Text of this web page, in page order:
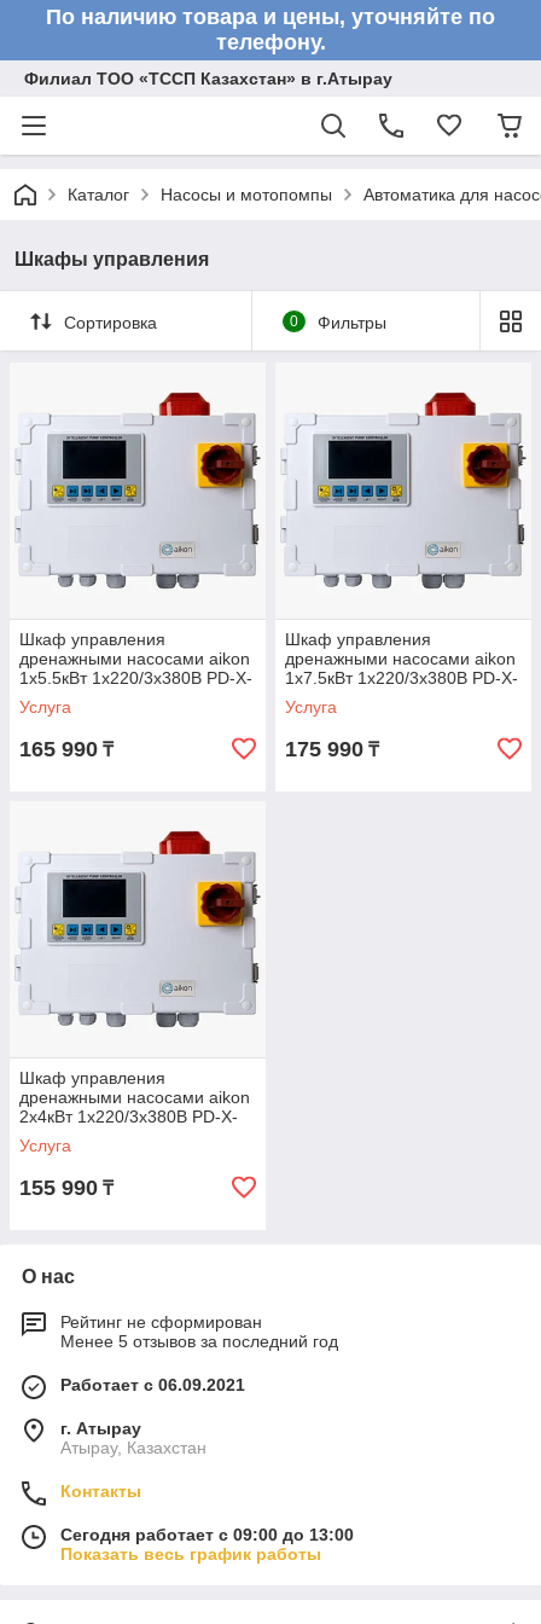
По наличию товара и цены, уточняйте по
телефону.
Филиал ТОО «ТССП Казахстан» в г.Атырау
Каталог Насосы и мотопомпы Автоматика для
Шкафы управления
Сортировка 0 Фильтры
Шкаф управления
дренажными насосами aikon
1х5.5кВт 1х220/3х380В PD-X-
D01-N05Y
Услуга
165 990 ₸
Шкаф управления
дренажными насосами aikon
1х7.5кВт 1х220/3х380В PD-X-
D01-N07Y
Услуга
175 990 ₸
Шкаф управления
дренажными насосами aikon
2х4кВт 1х220/3х380В PD-X-
D01-N04Y
Услуга
155 990 ₸
О нас
Рейтинг не сформирован
Менее 5 отзывов за последний год
Работает с 06.09.2021
г. Атырау
Атырау, Казахстан
Контакты
Сегодня работает с 09:00 до 13:00
Показать весь график работы